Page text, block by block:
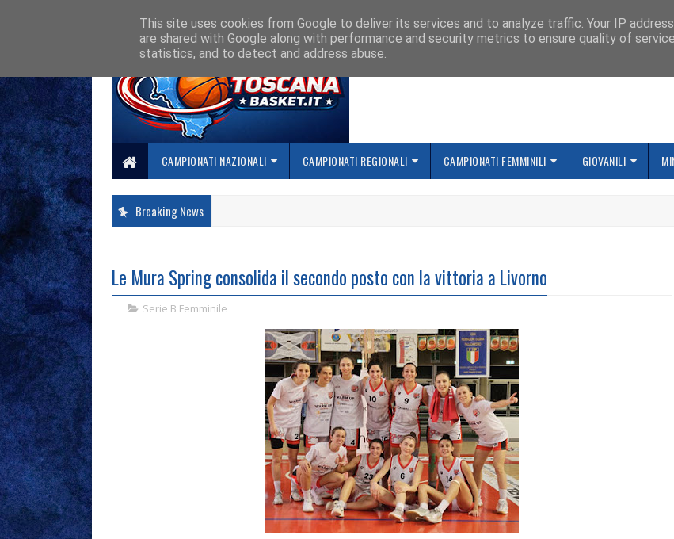
CAMPIONATI NAZIONALI CAMPIONATI REGIONALI CAMPIONATI FEMMINILI GIOVANILI
Breaking News
Le Mura Spring consolida il secondo posto con la vittoria a Livorno
Serie B Femminile
This site uses cookies from Google to deliver its services and to analyze traffic. Your IP
are shared with Google along with performance and security metrics to ensure quality of
statistics, and to detect and address abuse.